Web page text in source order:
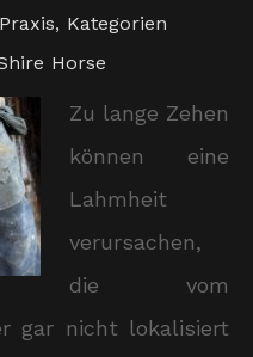
, Kategorien
Horse
Zu lange Zehen
können eine
Lahmheit
verursachen,
die vom
gar nicht lokalisiert